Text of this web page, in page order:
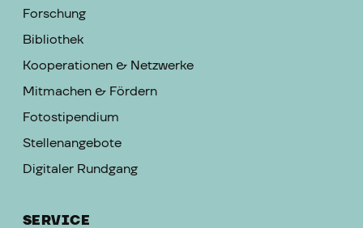
Forschung
Bibliothek
Kooperationen & Netzwerke
Mitmachen & Fördern
Fotostipendium
Stellenangebote
Digitaler Rundgang
SERVICE